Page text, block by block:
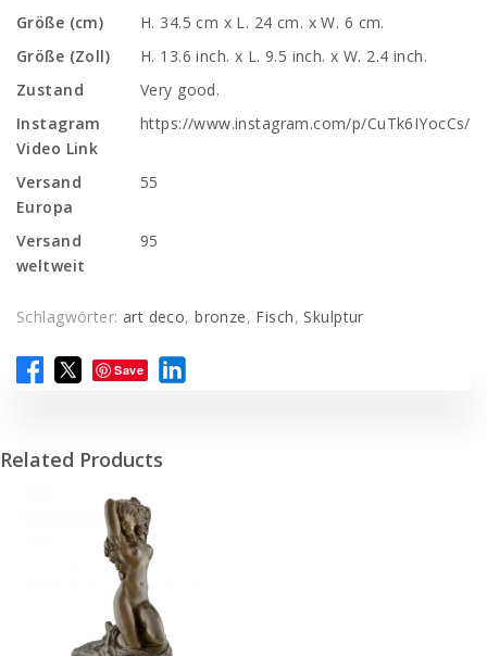
Größe (cm)
H. 34.5 cm x L. 24 cm. x W. 6 cm.
Größe (Zoll)
H. 13.6 inch. x L. 9.5 inch. x W. 2.4 inch.
Zustand
Very good.
Instagram
Video Link
https://www.instagram.com/p/CuTk6IYocCs/
Versand
Europa
55
Versand
weltweit
95
Schlagwörter: art deco,bronze, Fisch, Skulptur
Save
Related Products